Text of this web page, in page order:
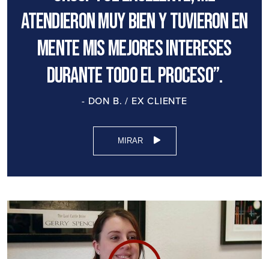
atendieron muy bien y tuvieron en
mente mis mejores intereses
durante todo el proceso”.
- DON B. / EX CLIENTE
MIRAR